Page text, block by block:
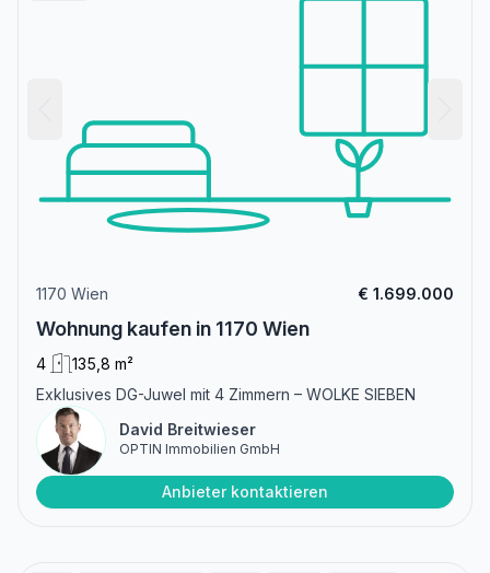
1170 Wien € 1.699.000
Wohnung kaufen in 1170 Wien
4
135,8 m²
Exklusives DG-Juwel mit 4 Zimmern – WOLKE SIEBEN
David Breitwieser
OPTIN Immobilien GmbH
Anbieter kontaktieren